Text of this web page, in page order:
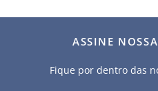
ASSINE
Fique por dentro das